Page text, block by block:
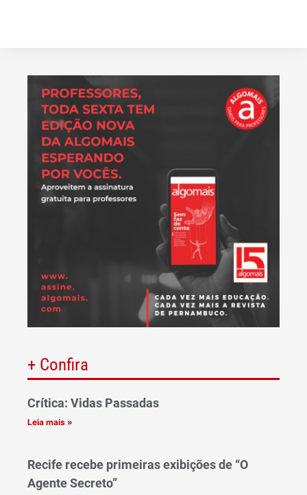
+ Confira
Crítica: Vidas Passadas
Leia mais »
Recife recebe primeiras exibições de “O
Agente Secreto”